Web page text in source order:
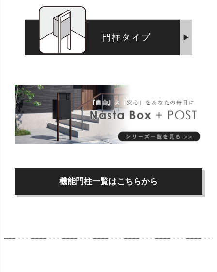
機能門柱一覧はこちらから